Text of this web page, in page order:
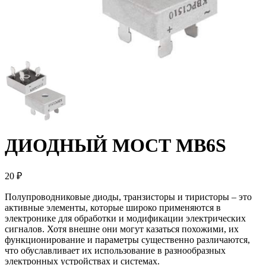
ДИОДНЫЙ МОСТ MB6S
20 ₽
Полупроводниковые диоды, транзисторы и тиристоры – это
активные элементы, которые широко применяются в
электронике для обработки и модификации электрических
сигналов. Хотя внешне они могут казаться похожими, их
функционирование и параметры существенно различаются,
что обуславливает их использование в разнообразных
электронных устройствах и системах.